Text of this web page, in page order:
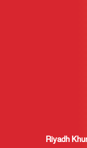
Riyadh